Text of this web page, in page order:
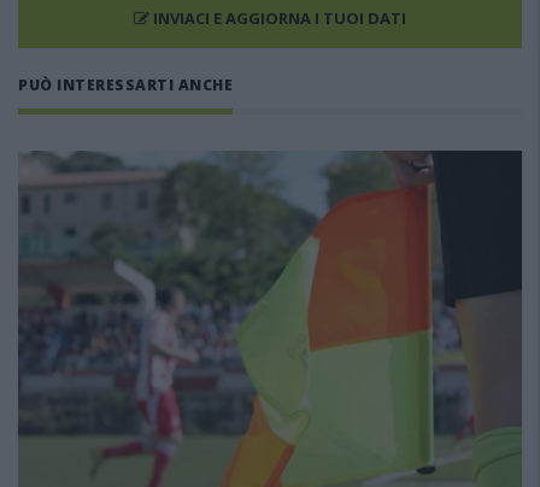
INVIACI E AGGIORNA I TUOI DATI
PUÒ INTERESSARTI ANCHE